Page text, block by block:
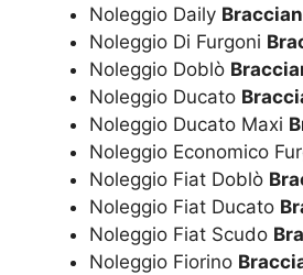
Noleggio Daily
Noleggio Di Furgoni
Noleggio Doblò
Noleggio Ducato
Noleggio Ducato Maxi
Noleggio Economico
Noleggio Fiat Doblò
Noleggio Fiat Ducato
Noleggio Fiat Scudo
Noleggio Fiorino